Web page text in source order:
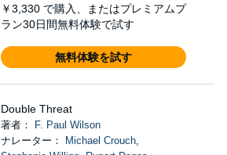
￥3,330 で購入、またはプレミアムプ
ラン30日間無料体験で試す
無料体験を試す
Double Threat
著者：
F. Paul Wilson
ナレーター：
Michael Crouch,